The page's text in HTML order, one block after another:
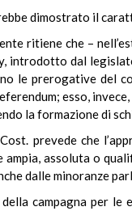
dimostrato il
ritiene che –
introdotto dal
le prerogative del
esso,
la formazione di
prevede che
ampia, assoluta o
dalle minoranze
campagna per